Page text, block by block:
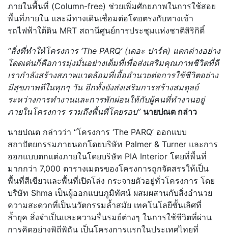
ภายในพื้นที่ (Column-free) ช่วยเพิ่มศักยภาพในการใช้สอย
พื้นที่ภายใน และมีทางเดินเชื่อมต่อโดยตรงกับทางเข้า
รถไฟฟ้าใต้ดิน MRT สถานีศูนย์การประชุมแห่งชาติสิริกิติ์
“สิ่งที่ทำให้โครงการ ‘The PARQ’ (เดอะ ปาร์ค) แตกต่างอย่าง
โดดเด่นก็คือการมุ่งมั่นอย่างเต็มที่เพื่อส่งเสริมคุณภาพชีวิตที่ดี
เรากำลังสร้างสภาพแวดล้อมที่เอื้ออำนวยต่อการใช้ชีวิตอย่าง
มีสุขภาพดีในทุกๆ วัน อีกทั้งยังส่งเสริมการสร้างสมดุลย์
ระหว่างการทำงานและการพักผ่อนให้กับผู้คนที่ทำงานอยู่
ภายในโครงการ รวมถึงพื้นที่โดยรอบ” นายปณต กล่าว
นายปณต กล่าวว่า “โครงการ ‘The PARQ’ ออกแบบ
สถาปัตยกรรมภายนอกโดยบริษัท Palmer & Turner และการ
ออกแบบตกแต่งภายในโดยบริษัท PIA Interior โดยที่พื้นที่
มากกว่า 7,000 ตารางเมตรของโครงการถูกจัดสรรให้เป็น
พื้นที่สีเขียวและพื้นที่เปิดโล่ง กระจายตัวอยู่ทั่วโครงการ โดย
บริษัท Shma เป็นผู้ออกแบบภูมิทัศน์ ผสมผสานกับสิ่งอำนวย
ความสะดวกที่เป็นนวัตกรรมล้ำสมัย เทคโนโลยีชั้นเลิศที่
ล้ำยุค สิ่งจำเป็นและความรื่นรมย์ต่างๆ ในการใช้ชีวิตที่ผ่าน
การคิดอย่างพิถีพิถัน เป็นโครงการแรกในประเทศไทยที่